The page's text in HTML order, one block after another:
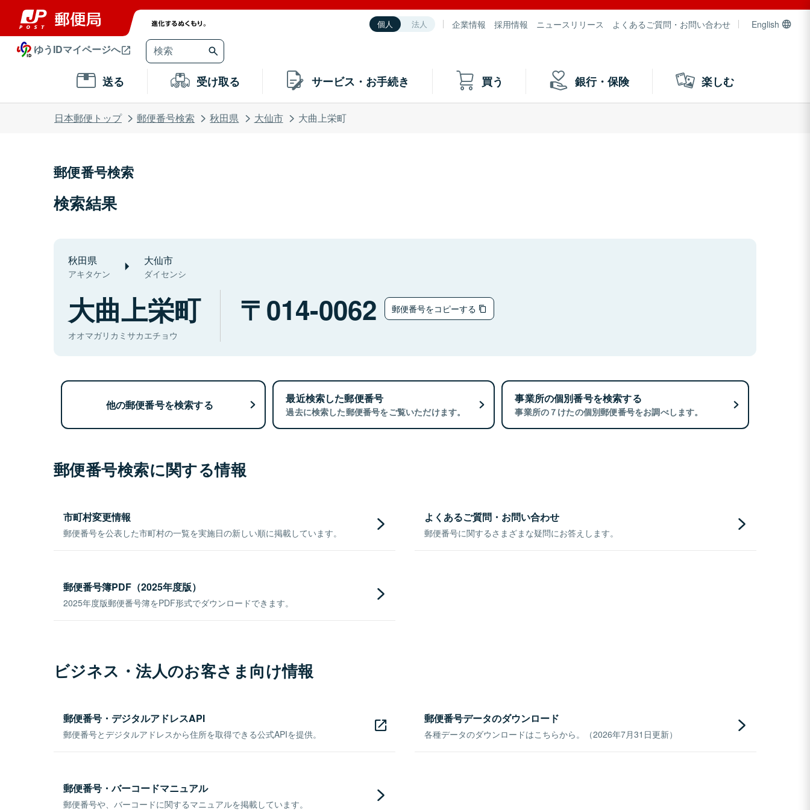
個人 法人 企業情報 採用情報 ニュースリリース よくあるご質問・お問い合わせ English
ゆうIDマイページへ
送る 受け取る サービス・お手続き 買う 銀行・保険 楽しむ
日本郵便トップ 郵便番号検索 秋田県 大仙市 大曲上栄町
郵便番号検索
検索結果
秋田県
アキタケン
大仙市
ダイセンシ
大曲上栄町
オオマガリカミサカエチョウ
014-0062 郵便番号をコピーする
他の郵便番号を検索する 最近検索した郵便番号
過去に検索した郵便番号をご覧いただけます。
事業所の個別番号を検索する
事業所の７けたの個別郵便番号をお調べします。
郵便番号検索に関する情報
市町村変更情報
郵便番号を公表した市町村の一覧を実施日の新しい順に掲載しています。
よくあるご質問・お問い合わせ
郵便番号に関するさまざまな疑問にお答えします。
郵便番号簿PDF（2025年度版）
2025年度版郵便番号簿をPDF形式でダウンロードできます。
ビジネス・法人のお客さま向け情報
郵便番号・デジタルアドレスAPI
郵便番号とデジタルアドレスから住所を取得できる公式APIを提供。
郵便番号データのダウンロード
各種データのダウンロードはこちらから。（2026年7月31日更新）
郵便番号・バーコードマニュアル
郵便番号や、バーコードに関するマニュアルを掲載しています。